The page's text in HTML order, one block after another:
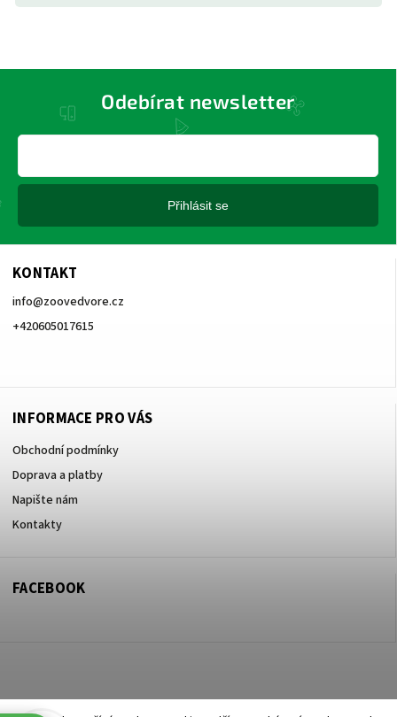
KONTAKT
info@zoovedvore.cz
+420605017615
INFORMACE PRO VÁS
Obchodní podmínky
Doprava a platby
Napište nám
Kontakty
Odebírat newsletter
Přihlásit se
FACEBOOK